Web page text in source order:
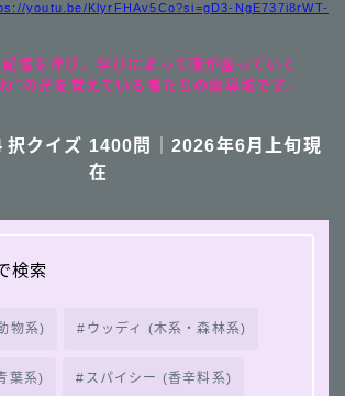
youtu.be/KlyrFHAv5Co?si=gD3-NgE737i8rWT-
憶を呼び、学びによって魂が整っていく──
”の光を覚えている者たちの魔導城です。
択クイズ 1400問｜2026年6月上旬現
在
検索
物系) ウッディ (木系・森林系)
葉系) スパイシー (香辛料系)